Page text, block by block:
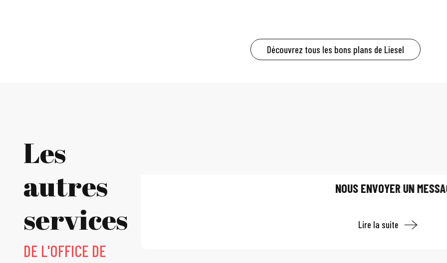
Découvrez tous les bons plans de Liesel
Les
autres
services
DE L'OFFICE DE
NOUS ENVOYER UN
Lire la suite